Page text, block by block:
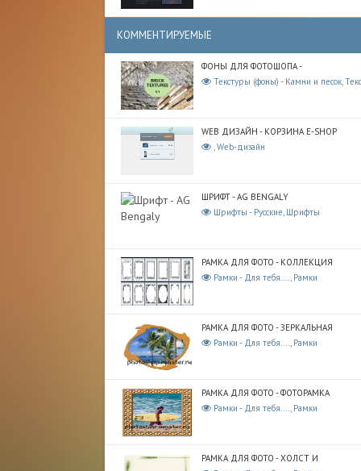
КОММЕНТИРУЕМЫЕ
ФОНЫ ДЛЯ ФОТОШОПА -
Текстуры (фоны) - Камни и песок,
WEB ДИЗАЙН - КОРЗИНА E-SHOP
, Web-дизайн
ШРИФТ - AG BENGALY
Шрифты - Русские, Шрифты
РАМКА ДЛЯ ФОТО - КОЛЛЕКЦИЯ
Рамки - Для тебя...., Рамки
РАМКА ДЛЯ ФОТО - ЗЕРКАЛЬНАЯ
Рамки - Для тебя...., Рамки
РАМКА ДЛЯ ФОТО - ФОТОРАМКА
Рамки - Для тебя...., Рамки
РАМКА ДЛЯ ФОТО - ХОЛСТ И